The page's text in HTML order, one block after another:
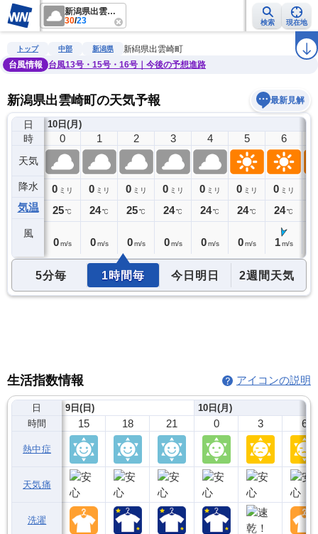
新潟県出雲崎町
30/23 検索 現在地
雨雲レーダー 台風情報 地震情報 ラ
トップ 中部 新潟県
新潟県出雲崎町
台風情報
台風13号・15号・16号｜今後の予想進路
新潟県出雲崎町の天気予報 最新見解
日
時
天気
降水
気温
風
9日(日)
23
0ミリ
25℃
10日(月)
0
0 ミリ
25℃
0 m/s
1
0 ミリ
24℃
0 m/s
2
0 ミリ
25℃
0 m/s
3
0 ミリ
24℃
0 m/s
4
0 ミリ
24℃
0 m/s
5
0 ミリ
24℃
0 m/s
6
0 ミリ
24℃
1 m/s
5分毎 1時間毎 今日明日 2週間天気
生活指数情報 アイコンの説明
日
時間
熱中症
天気痛
洗濯
9日(日)
15 18 21
10日(月)
0 3 6